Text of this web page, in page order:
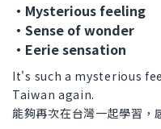
・Mysterious feeling
・Sense of wonder
・Eerie sensation
It's such a mysterious
Taiwan again.
能夠再次在台灣一起學習，